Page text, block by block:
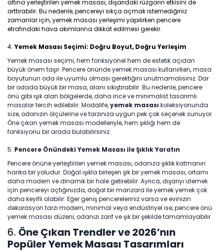
altına yerleştirilen yemek masası, dışarıdaki rüzgarın etkisini de
arttırabilir. Bu nedenle, pencereyi sıkça açmak istemediğiniz
zamanlar için, yemek masası yerleşimi yapılırken pencere
etrafındaki hava akımlarına dikkat edilmesi gerekir.
4. Yemek Masası Seçimi: Doğru Boyut, Doğru Yerleşim
Yemek masası seçimi, hem fonksiyonel hem de estetik açıdan
büyük önem taşır. Pencere önünde yemek masası kullanırken, masa
boyutunun oda ile uyumlu olması gerektiğini unutmamalısınız. Dar
bir odada büyük bir masa, alanı sıkıştırabilir. Bu nedenle, pencere
önü gibi ışık alan bölgelerde, daha ince ve minimalist tasarımlı
masalar tercih edilebilir. Modalife,yemek masası koleksiyonunda
size, odanızın ölçülerine ve tarzınıza uygun pek çok seçenek sunuyor.
Öne çıkan yemek masası modelleriyle, hem şıklığı hem de
fonksiyonu bir arada bulabilirsiniz.
5. Pencere Önündeki Yemek Masası ile Şıklık Yaratın
Pencere önüne yerleştirilen yemek masası, odanıza şıklık katmanın
harika bir yoludur. Doğal ışıkla birleşen şık bir yemek masası, ortamı
daha modern ve dinamik bir hale getirebilir. Ayrıca, dışarıyı izlemek
için pencereyi açtığınızda, doğal bir manzara ile yemek yemek çok
daha keyifli olabilir. Eğer geniş pencereleriniz varsa ve evinizin
dekorasyon tarzı modern, minimal veya endüstriyel ise, pencere önü
yemek masası düzeni, odanızı zarif ve şık bir şekilde tamamlayabilir.
6. Öne Çıkan Trendler ve 2026’nın
Popüler Yemek Masası Tasarımları